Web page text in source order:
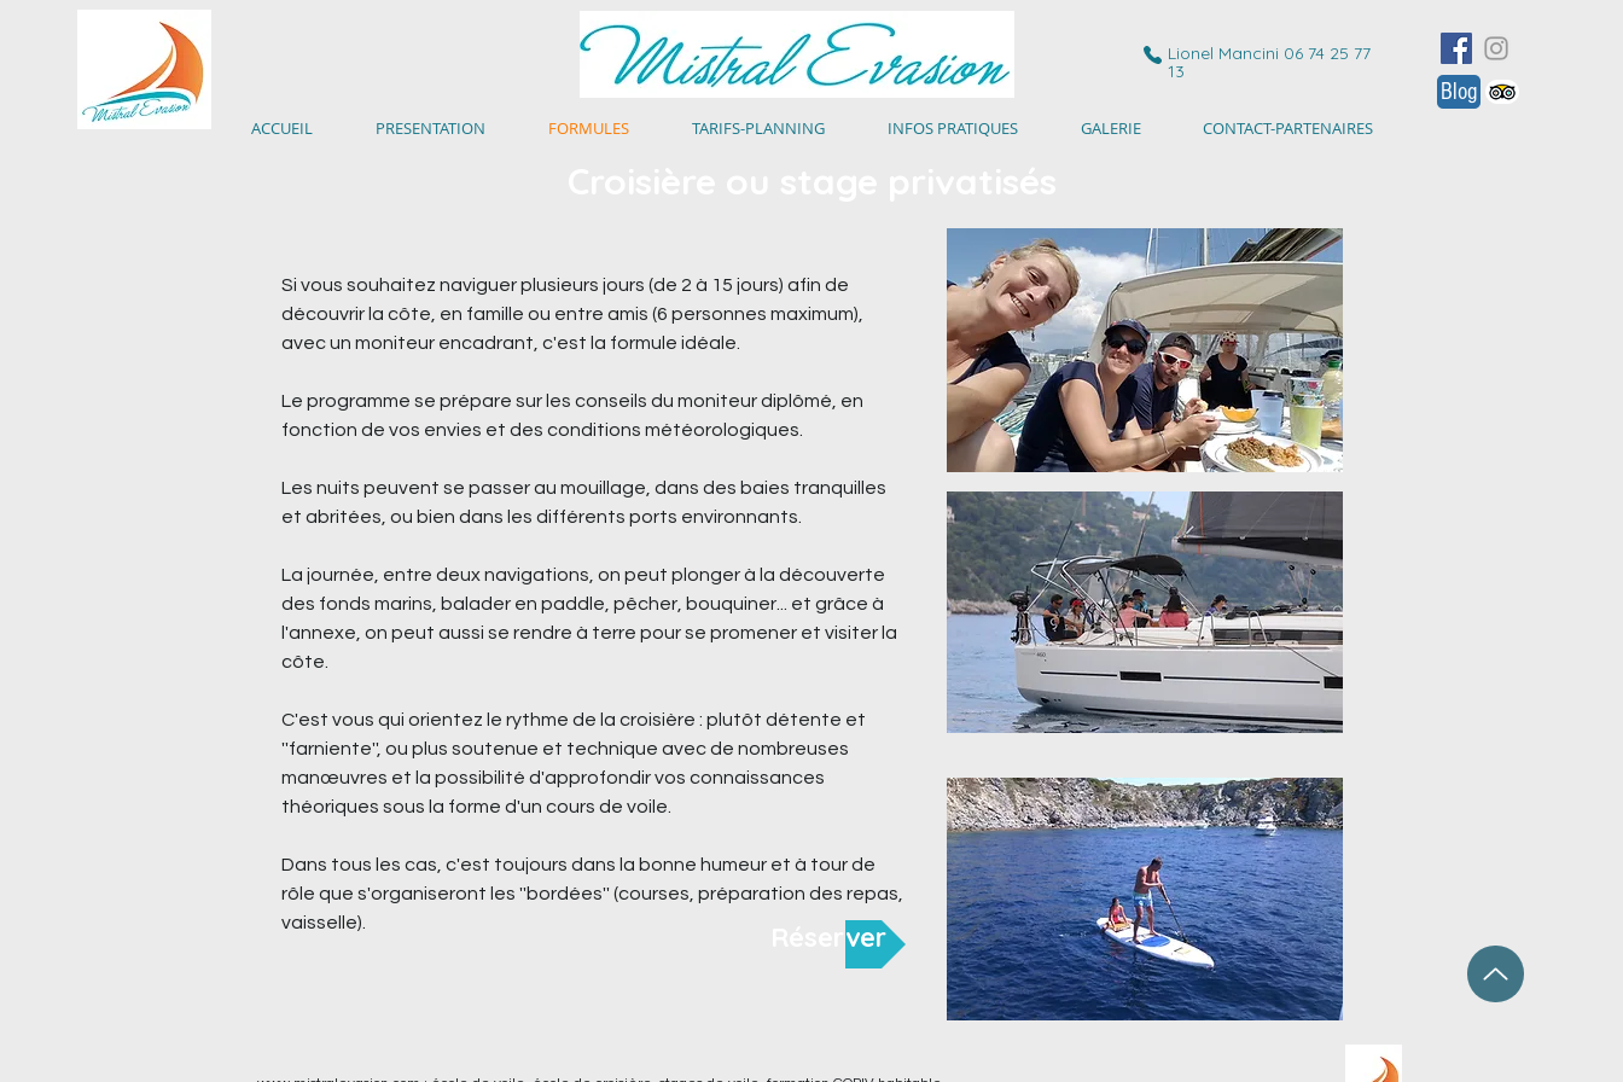
Lionel Mancini 06 74 25 77
13
ACCUEIL PRESENTATION FORMULES TARIFS-PLANNING INFOS PRATIQUES GALERIE CONTACT-PARTENAIRES
Blog
Si vous souhaitez naviguer plusieurs jours (de 2 à 15 jours) afin de
découvrir la côte, en famille ou entre amis (6 personnes maximum),
avec un moniteur encadrant, c'est la formule idéale.
Le programme se prépare sur les conseils du moniteur diplômé, en
fonction de vos envies et des conditions météorologiques.
Les nuits peuvent se passer au mouillage, dans des baies tranquilles
et abritées, ou bien dans les différents ports environnants.
La journée, entre deux navigations, on peut plonger à la découverte
des fonds marins, balader en paddle, pêcher, bouquiner... et grâce à
l'annexe, on peut aussi se rendre à terre pour se promener et visiter la
côte.
C'est vous qui orientez le rythme de la croisière : plutôt détente et
''farniente'', ou plus soutenue et technique avec de nombreuses
manœuvres et la possibilité d'approfondir vos connaissances
théoriques sous la forme d'un cours de voile.
Dans tous les cas, c'est toujours dans la bonne humeur et à tour de
rôle que s'organiseront les ''bordées'' (courses, préparation des repas,
vaisselle).
Réserver